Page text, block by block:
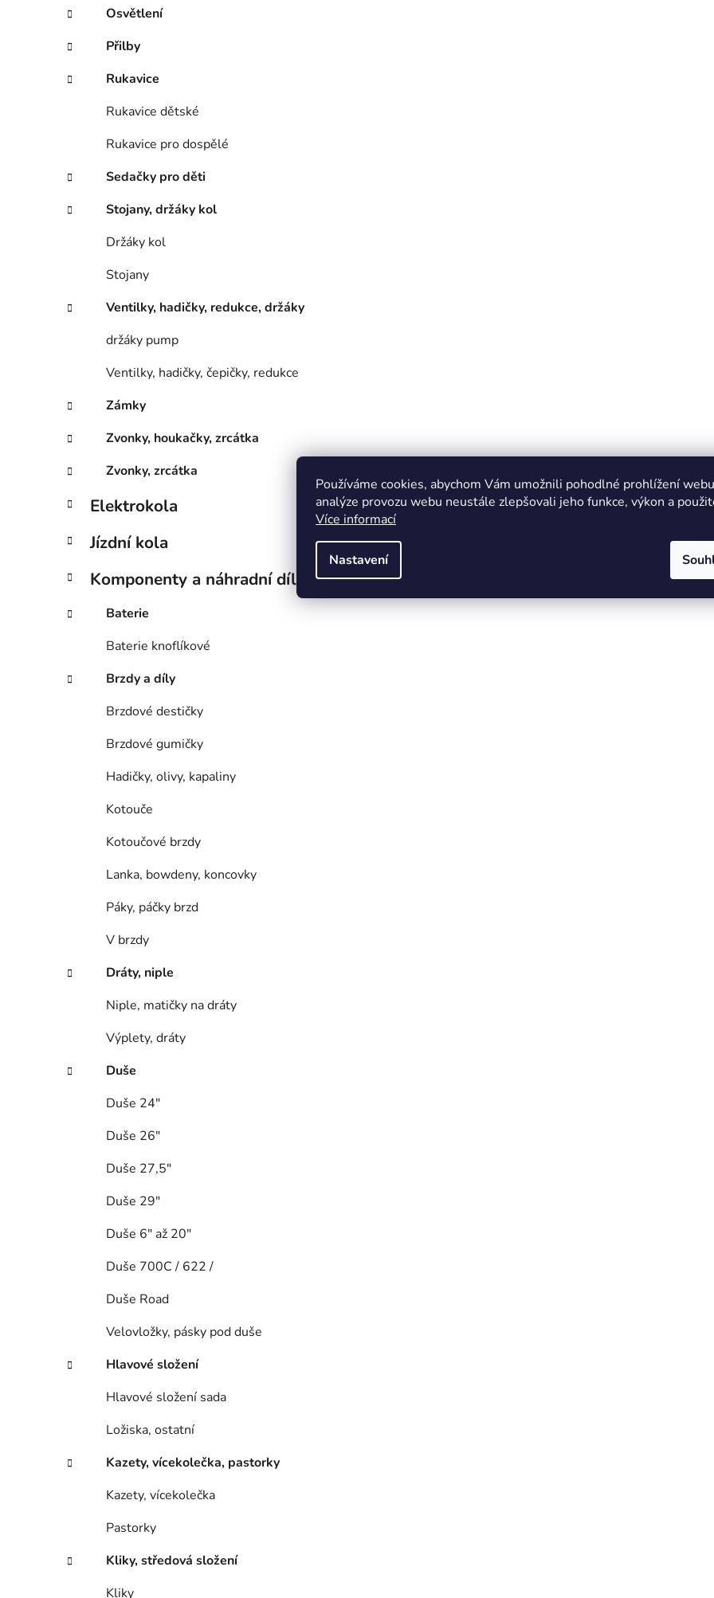
Používáme cookies, abychom Vám umožnili pohodlné prohlížení
analýze provozu webu neustále zlepšovali jeho funkce, výkon a
Více informací
Nastavení
Osvětlení
Přilby
Rukavice
Rukavice dětské
Rukavice pro dospělé
Sedačky pro děti
Stojany, držáky kol
Držáky kol
Stojany
Ventilky, hadičky, redukce, držáky
držáky pump
Ventilky, hadičky, čepičky, redukce
Zámky
Zvonky, houkačky, zrcátka
Zvonky, zrcátka
Elektrokola
Jízdní kola
Komponenty a náhradní díly
Baterie
Baterie knoflíkové
Brzdy a díly
Brzdové destičky
Brzdové gumičky
Hadičky, olivy, kapaliny
Kotouče
Kotoučové brzdy
Lanka, bowdeny, koncovky
Páky, páčky brzd
V brzdy
Dráty, niple
Niple, matičky na dráty
Výplety, dráty
Duše
Duše 24"
Duše 26"
Duše 27,5"
Duše 29"
Duše 6" až 20"
Duše 700C / 622 /
Duše Road
Velovložky, pásky pod duše
Hlavové složení
Hlavové složení sada
Ložiska, ostatní
Kazety, vícekolečka, pastorky
Kazety, vícekolečka
Pastorky
Kliky, středová složení
Kliky